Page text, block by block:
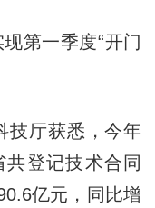
第一季度“开门
厅获悉，今年
登记技术合同
亿元，同比增